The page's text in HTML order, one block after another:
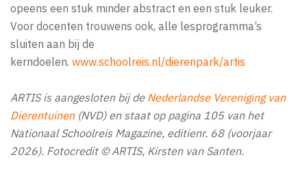
opeens een stuk minder abstract en een stuk leuker.
Voor docenten trouwens ook, alle lesprogramma’s
sluiten aan bij de
kerndoelen. www.schoolreis.nl/dierenpark/artis
ARTIS is aangesloten bij de Nederlandse Vereniging van
Dierentuinen(NVD) en staat op pagina 105 van het
Nationaal Schoolreis Magazine, editienr. 68 (voorjaar
2026). Fotocredit © ARTIS, Kirsten van Santen.